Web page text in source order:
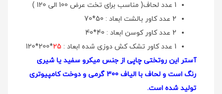
1 عدد لحاف( مناسب برای تخت عرض 100 الی 120 )
2 عدد کاور بالشت ابعاد : 50*70
2 عدد کاور کوسن ابعاد : 40*40
1 عدد کاور تشک کش دوزی شده ابعاد :
25
*200*120
آستر این روتختی چاپی از جنس میکرو سفید یا شیری
رنگ است و لحاف با الیاف 300 گرمی و دوخت کامپیوتری
تولید شده است.